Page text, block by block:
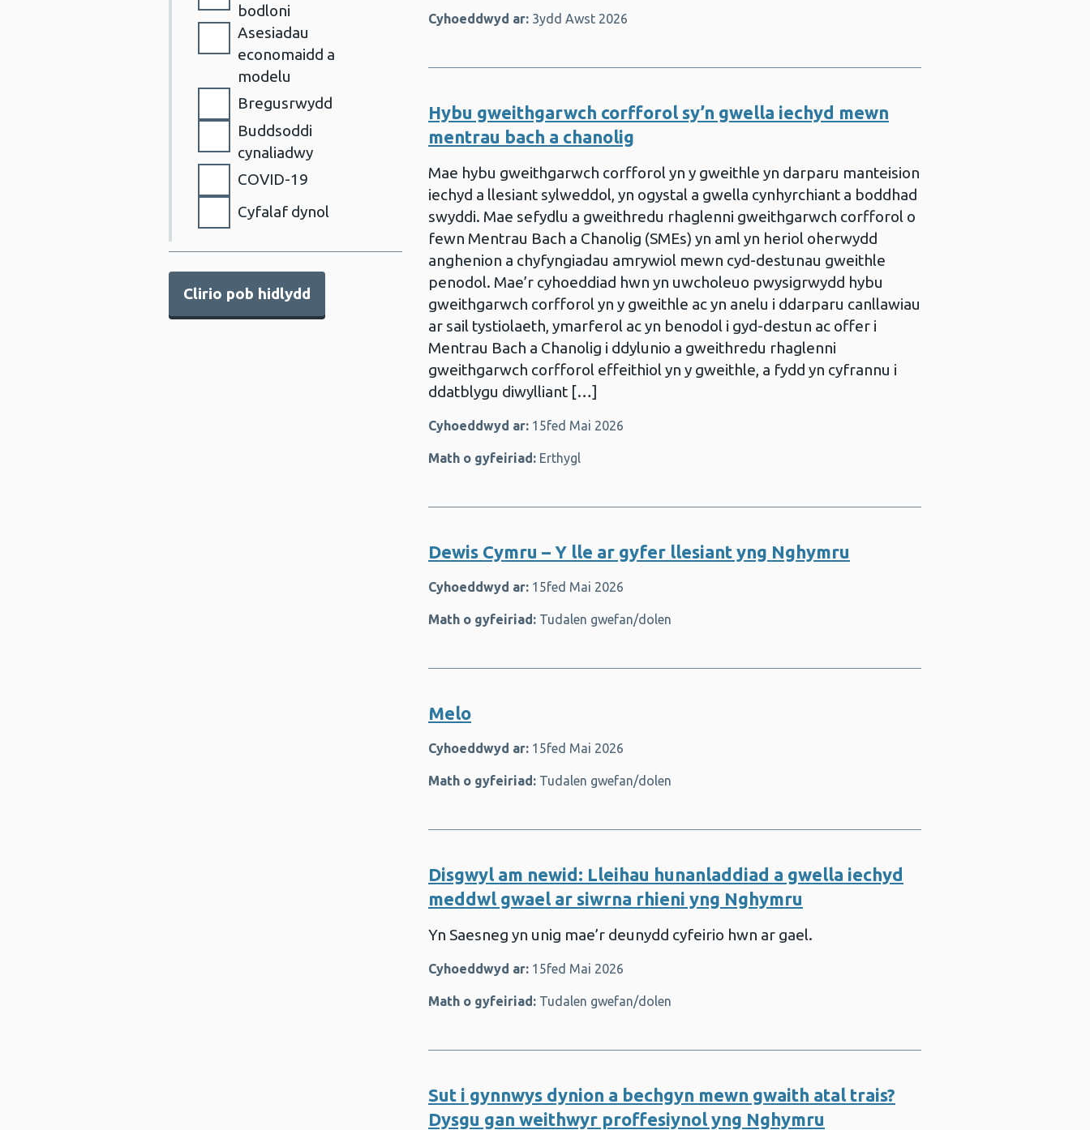
bodloni
Asesiadau
economaidd a
modelu
Bregusrwydd
Buddsoddi
cynaliadwy
COVID-19
Cyfalaf dynol
Datrysiadau
Clirio pob hidlydd
Cyhoeddwyd ar:3ydd Awst 2026
Hybu gweithgarwch corfforol sy’n gwella iechyd mewn
mentrau bach a chanolig
Mae hybu gweithgarwch corfforol yn y gweithle yn darparu manteision
iechyd a llesiant sylweddol, yn ogystal a gwella cynhyrchiant a boddhad
swyddi. Mae sefydlu a gweithredu rhaglenni gweithgarwch corfforol o
fewn Mentrau Bach a Chanolig (SMEs) yn aml yn heriol oherwydd
anghenion a chyfyngiadau amrywiol mewn cyd-destunau gweithle
penodol. Mae’r cyhoeddiad hwn yn uwcholeuo pwysigrwydd hybu
gweithgarwch corfforol yn y gweithle ac yn anelu i ddarparu canllawiau
ar sail tystiolaeth, ymarferol ac yn benodol i gyd-destun ac offer i
Mentrau Bach a Chanolig i ddylunio a gweithredu rhaglenni
gweithgarwch corfforol effeithiol yn y gweithle, a fydd yn cyfrannu i
ddatblygu diwylliant […]
Cyhoeddwyd ar:15fed Mai 2026
Math o gyfeiriad:Erthygl
Dewis Cymru – Y lle ar gyfer llesiant yng Nghymru
Cyhoeddwyd ar:15fed Mai 2026
Math o gyfeiriad:Tudalen gwefan/dolen
Melo
Cyhoeddwyd ar:15fed Mai 2026
Math o gyfeiriad:Tudalen gwefan/dolen
Disgwyl am newid: Lleihau hunanladdiad a gwella iechyd
meddwl gwael ar siwrna rhieni yng Nghymru
Yn Saesneg yn unig mae’r deunydd cyfeirio hwn ar gael.
Cyhoeddwyd ar:15fed Mai 2026
Math o gyfeiriad:Tudalen gwefan/dolen
Sut i gynnwys dynion a bechgyn mewn gwaith atal trais?
Dysgu gan weithwyr proffesiynol yng Nghymru